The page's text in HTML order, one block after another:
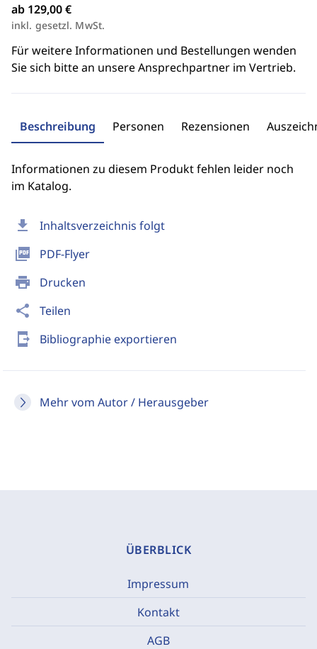
download Inhaltsverzeichnis folgt
picture_as_pdf PDF-Flyer
print Drucken
share Teilen
send_to_mobile Bibliographie exportieren
Mehr vom Autor / Herausgeber
ab 129,00 €
inkl. gesetzl. MwSt.
Für weitere Informationen und Bestellungen wenden
Sie sich bitte an unsere Ansprechpartner im Vertrieb.
Beschreibung Personen Rezensionen
Informationen zu diesem Produkt fehlen leider noch
im Katalog.
ÜBERBLICK
Impressum
Kontakt
AGB